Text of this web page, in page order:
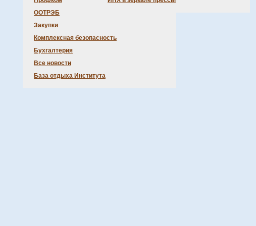
ООТРЭБ
Закупки
Комплексная безопасность
Бухгалтерия
Все новости
База отдыха Института